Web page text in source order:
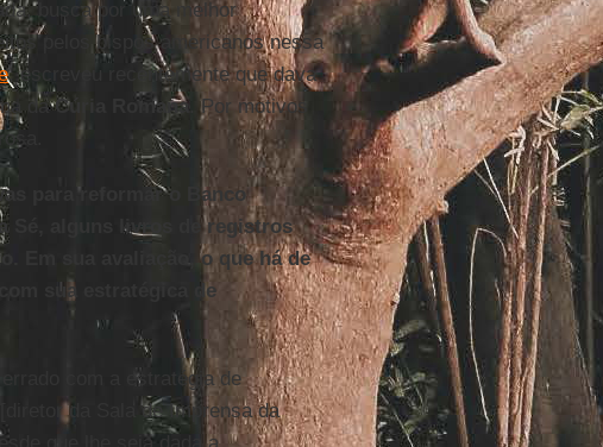
busca por uma melhor
pelos bispos americanos nessa
, escreveu recentemente que dava
daCúria Romana . Por motivos
para reformar o Banco
Sé, alguns livros de registros
Em sua avaliação, o que há de
sua estratégica de
errado com a estratégia de
[diretor da Sala de Imprensa da